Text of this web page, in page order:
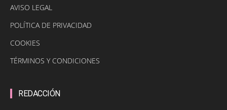
AVISO LEGAL
POLÍTICA DE PRIVACIDAD
COOKIES
TÉRMINOS Y CONDICIONES
REDACCIÓN